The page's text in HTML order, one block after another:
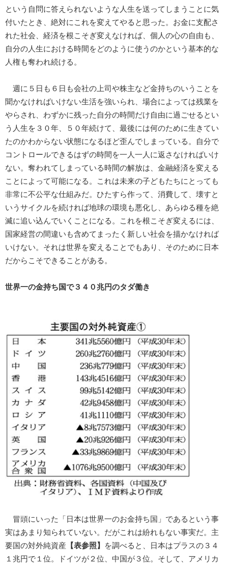
という自問に答えられないような人生を送ってしまうことに気
付いたとき、絶対にこれを変えてやると思った。お金に支配さ
れた社会、経済を根こそぎ変えなければ、個人の心の自由も、
自分の人生における時間をどのように使うのかという基本的な
人権も奪われ続ける。
週に５日も６日も会社の上司や株主など金持ちのいうことを
聞かなければいけない生活を強いられ、場合によっては残業を
やらされ、わずかに残った自分の時間だけ自由に過ごせるとい
う人生を３０年、５０年続けて、最後には何のために生きてい
たのかわからない状態になるほど歪んでしまっている。自分で
コントロールできるはずの時間を一人一人に返さなければいけ
ない。奪われてしまっている時間の解放は、金融経済を変える
ことによって可能になる。これは未来の子どもたちにとっても
非常に不公平な仕組みだ。ひたすら作って、消費して、壊すと
いうサイクルを続ければ地球の環境も悪化し、あらゆる種を絶
滅に追い込んでいくことになる。これを根こそぎ変えるには、
国家経営の間違いも含めてまったく新しい社会を描かなければ
いけない。それは世界を変えることでもあり、そのために日本
だからこそできることがある。
世界一の金持ち国で３４０兆円のタダ働き
冒頭にいった「日本は世界一のお金持ち国」であるという事
実はあまり知られていない。だがこれは紛れもない事実だ。主
要国の対外純資産 【表参照】
を調べると、日本はプラスの３４
１兆円で１位。ドイツが２位、中国が３位。そして、アメリカ